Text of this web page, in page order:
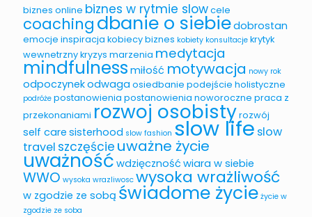
biznes online biznes w rytmie slowcele
coaching dbanie o siebiedobrostan
emocje inspiracja kobiecy biznes kobiety konsultacje krytyk
wewnetrznykryzys marzenia medytacja
mindfulness miłość motywacja nowy rok
odpoczynekodwaga osiedbanie podejście holistyczne
podróże postanowienia postanowienia noworoczne praca z
przekonaniami rozwoj osobistyrozwój
self care sisterhood slow fashion slow life slow
travel szczęście uważne życie
uważność wdzięczność wiara w siebie
WWO wysoka wrazliwosc wysoka wrażliwość
w zgodzie ze sobą świadome życie życie w
zgodzie ze soba